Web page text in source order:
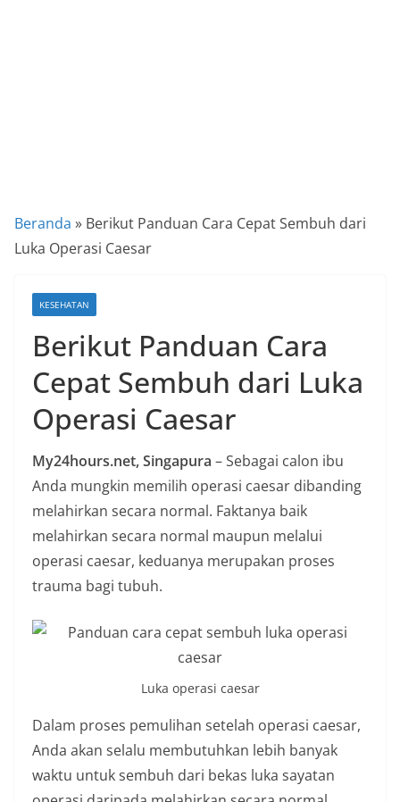
e
k
i
a
n
T
a
n
p
H
a
Beranda » Berikut Panduan Cara Cepat Sembuh dari
Luka Operasi Caesar
KESEHATAN
Berikut Panduan Cara
Cepat Sembuh dari Luka
Operasi Caesar
My24hours.net, Singapura – Sebagai calon ibu
Anda mungkin memilih operasi caesar dibanding
melahirkan secara normal. Faktanya baik
melahirkan secara normal maupun melalui
operasi caesar, keduanya merupakan proses
trauma bagi tubuh.
Luka operasi caesar
Dalam proses pemulihan setelah operasi caesar,
Anda akan selalu membutuhkan lebih banyak
waktu untuk sembuh dari bekas luka sayatan